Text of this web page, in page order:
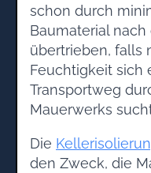
schon durch
Baumaterial
übertrieben, falls
Feuchtigkeit sich
Transportweg
Mauerwerks
Die
den Zweck, die